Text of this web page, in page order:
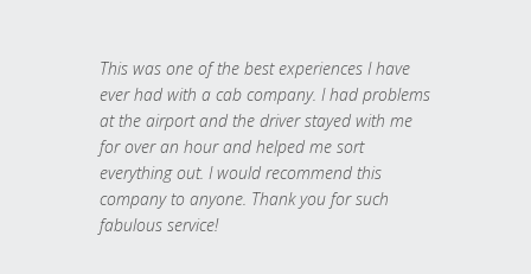
This was one of the best experiences I have
ever had with a cab company. I had problems
at the airport and the driver stayed with me
for over an hour and helped me sort
everything out. I would recommend this
company to anyone. Thank you for such
fabulous service!